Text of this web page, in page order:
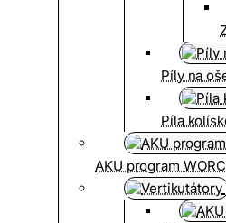
Píly na
Píla
AKU program